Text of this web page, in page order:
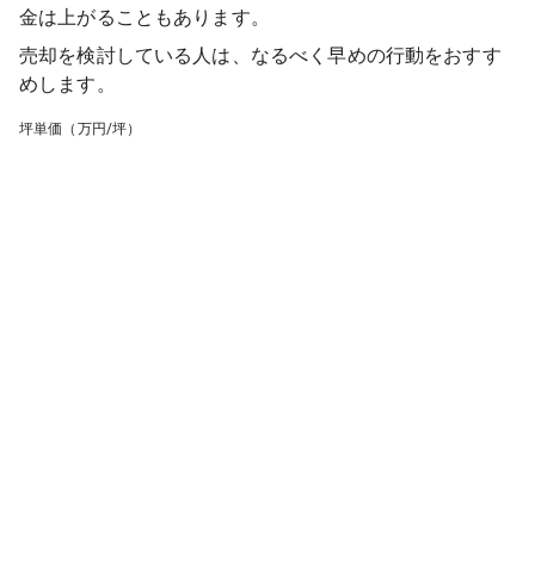
金は上がることもあります。
売却を検討している人は、なるべく早めの行動をおすす
めします。
坪単価（万円/坪）